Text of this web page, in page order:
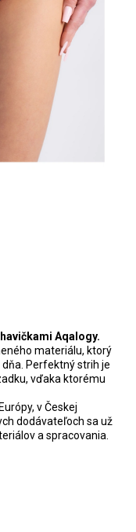
Aqalogy.
materiálu, ktorý
Perfektný strih je
vďaka ktorému
v Českej
dodávateľoch sa už
a spracovania.